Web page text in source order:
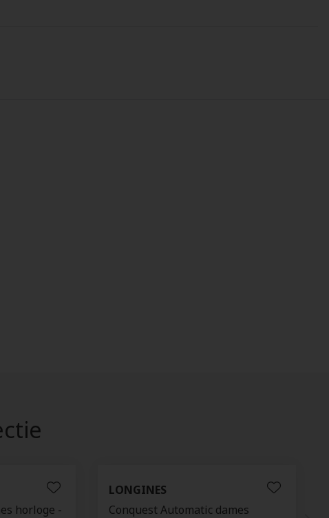
horloge -
LONGINES
Conquest Automatic dames